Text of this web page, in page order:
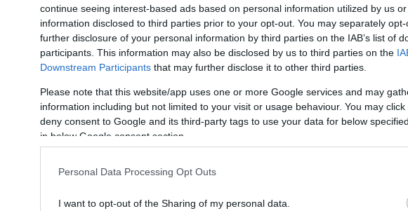
continue seeing interest-based ads based on personal information utilized by us
information disclosed to third parties prior to your opt-out. You may separately
further disclosure of your personal information by third parties on the IAB’s list of
participants. This information may also be disclosed by us to third parties on the
Downstream Participants that may further disclose it to other third parties.
Please note that this website/app uses one or more Google services and may
information including but not limited to your visit or usage behaviour. You may
deny consent to Google and its third-party tags to use your data for below
in below Google consent section.
Personal Data Processing Opt Outs
I want to opt-out of the Sharing of my personal data.